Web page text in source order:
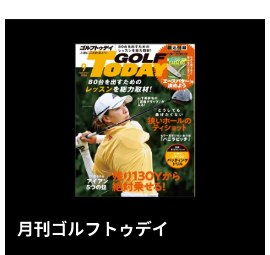
月刊ゴルフトゥデイ